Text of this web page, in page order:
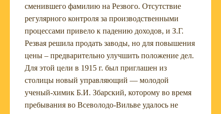
сменившего фамилию на Резвого. Отсутствие
регулярного контроля за производственными
процессами привело к падению доходов, и З.Г.
Резвая решила продать заводы, но для повышения
цены – предварительно улучшить положение дел.
Для этой цели в 1915 г. был приглашен из
столицы новый управляющий — молодой
ученый-химик Б.И. Збарский, которому во время
пребывания во Всеволодо-Вильве удалось не